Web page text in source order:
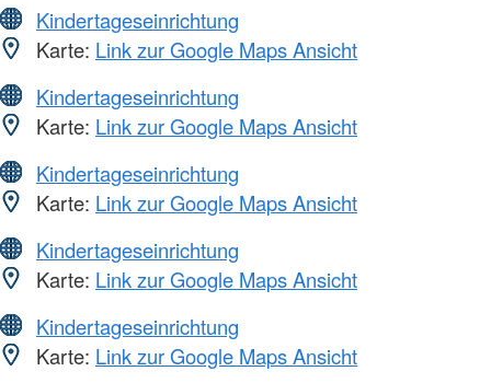
Kindertageseinrichtung
Karte: Link zur Google Maps Ansicht
Kindertageseinrichtung
Karte: Link zur Google Maps Ansicht
Kindertageseinrichtung
Karte: Link zur Google Maps Ansicht
Kindertageseinrichtung
Karte: Link zur Google Maps Ansicht
Kindertageseinrichtung
Karte: Link zur Google Maps Ansicht